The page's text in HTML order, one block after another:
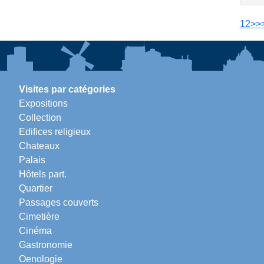
12>
Visites par catégories
Expositions
Collection
Edifices religieux
Chateaux
Palais
Hôtels part.
Quartier
Passages couverts
Cimetière
Cinéma
Gastronomie
Oenologie